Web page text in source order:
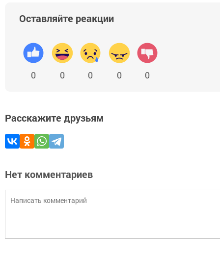
Оставляйте реакции
0 0 0 0 0
Расскажите друзьям
Нет комментариев